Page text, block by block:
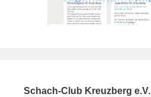
Schach-Club Kreuzberg e.V.